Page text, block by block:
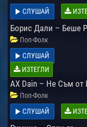
СЛУШАЙ
Борис Дали – Беше
Поп-Фолк
СЛУШАЙ
ИЗТЕГЛИ
AX Dain – Не Съм от
Поп-Фолк
СЛУШАЙ